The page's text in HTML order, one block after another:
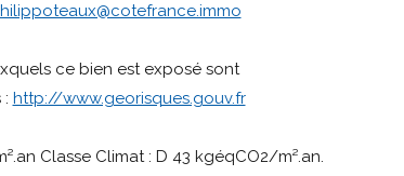
ce bien est exposé sont
http://www.georisques.gouv.fr
Classe Climat : D 43 kgéqCO2/m².an.